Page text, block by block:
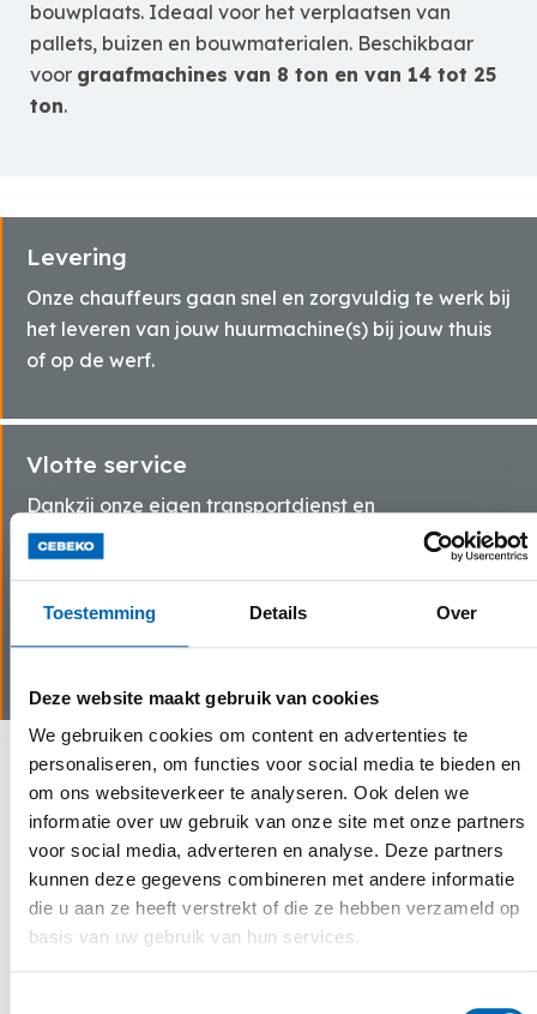
Toestemming Details Over
Deze website maakt gebruik van cookies
We gebruiken cookies om content en advertenties te
personaliseren, om functies voor social media te bieden en
om ons websiteverkeer te analyseren. Ook delen we
informatie over uw gebruik van onze site met onze partners
voor social media, adverteren en analyse. Deze partners
kunnen deze gegevens combineren met andere informatie
die u aan ze heeft verstrekt of die ze hebben verzameld op
basis van uw gebruik van hun services.
bouwplaats. Ideaal voor het verplaatsen van
pallets, buizen en bouwmaterialen. Beschikbaar
voor graafmachines van 8 ton en van 14 tot 25
ton.
Levering
Onze chauffeurs gaan snel en zorgvuldig te werk bij
het leveren van jouw huurmachine(s) bij jouw thuis
of op de werf.
Vlotte service
Dankzij onze eigen transportdienst en
servicewagens kunnen wij steeds snel schakelen bij
last minute bestellingen of technische problemen.
voor assistentie op locatie en garanderen zo een
Waarom kiezen voor CEBEKO